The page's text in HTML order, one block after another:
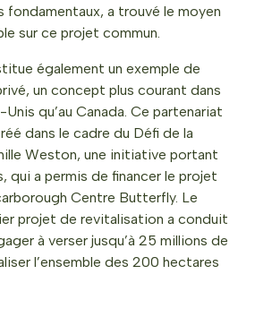
a trouvé le moyen
sur ce projet commun.
également un exemple de
un concept plus courant dans
qu’au Canada. Ce partenariat
dans le cadre du Défi de la
Weston, une initiative portant
qui a permis de financer le projet
Centre Butterfly. Le
projet de revitalisation a conduit
à verser jusqu’à 25 millions de
l’ensemble des 200 hectares